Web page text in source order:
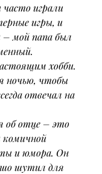
играли
игры, и
– мой папа был
хобби.
ночью, чтобы
отвечал на
об отце – это
комичной
и юмора. Он
шутил для